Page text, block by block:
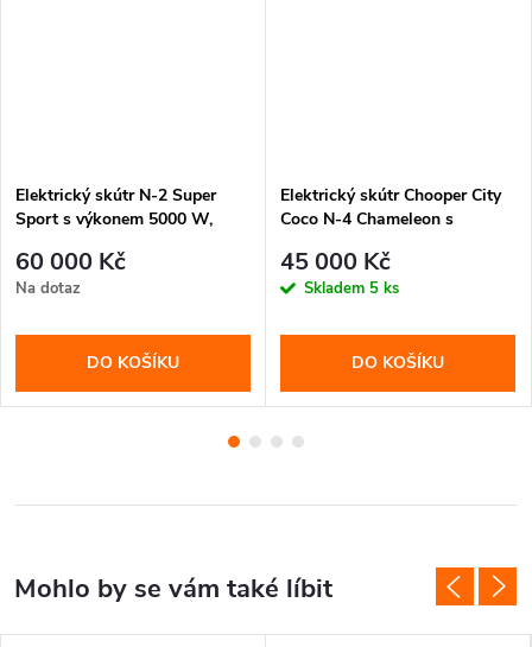
Elektrický skútr N-2 Super
Sport s výkonem 5000 W,
Extrémní výkon, dlouhý dojezd
a sportovní jízda bez
60 000 Kč
Na dotaz
DO KOŠÍKU
Elektrický skútr Chooper City
Coco N-4 Chameleon s
Ah a dojezdem až 140 km.
Stylový design, tichý provoz a
45 000 Kč
Skladem 5 ks
DO KOŠÍKU